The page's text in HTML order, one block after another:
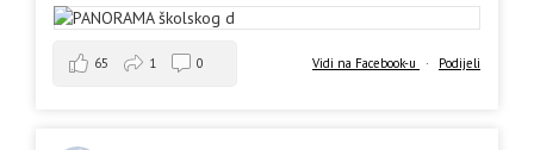
Vidi na Facebook-u · Podijeli
65 1 0